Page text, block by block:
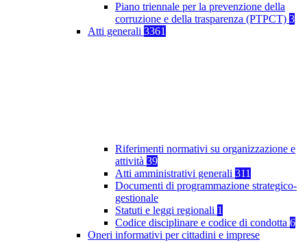
Piano triennale per la prevenzione della
corruzione e della trasparenza (PTPCT) 3
Atti generali 3361
Riferimenti normativi su organizzazione e
attività 39
Atti amministrativi generali 311
Documenti di programmazione strategico-
gestionale
Statuti e leggi regionali 1
Codice disciplinare e codice di condotta 6
Oneri informativi per cittadini e imprese